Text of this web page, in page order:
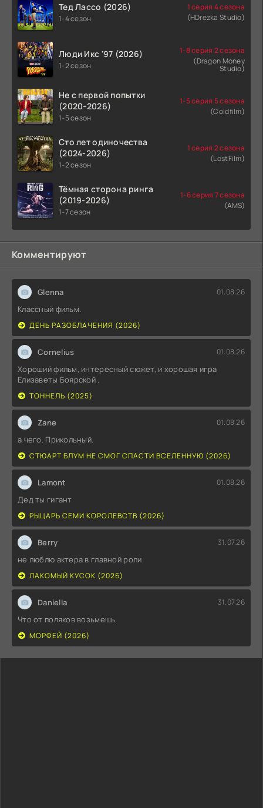
Тед Лассо (2026)
1-4 сезон
1 серия 4 сезона
(HDrezka Studio)
Люди Икс '97 (2026)
1-2 сезон
1-8 серия 2 сезона
(Dragon Money
Studio)
Не с первой попытки
(2020-2026)
1-5 сезон
1-5 серия 5 сезона
(Coldfilm)
Сто лет одиночества
(2024-2026)
1-2 сезон
1 серия 2 сезона
(LostFilm)
Тёмная сторона ринга
(2019-2026)
1-7 сезон
1-6 серия 7 сезона
(AMS)
Комментируют
Glenna 01.08.26
Классный фильм.
ДЕНЬ РАЗОБЛАЧЕНИЯ (2026)
Cornelius 01.08.26
Хороший фильм, интересный сюжет, и хорошая игра
Елизаветы Боярской .
ТОННЕЛЬ (2025)
Zane 01.08.26
а чего. Прикольный.
СТЮАРТ БЛУМ НЕ СМОГ СПАСТИ ВСЕЛЕННУЮ (2026)
Lamont 01.08.26
Дед ты гигант
РЫЦАРЬ СЕМИ КОРОЛЕВСТВ (2026)
Berry 31.07.26
не люблю актера в главной роли
ЛАКОМЫЙ КУСОК (2026)
Daniella 31.07.26
Что от поляков возьмешь
МОРФЕЙ (2026)